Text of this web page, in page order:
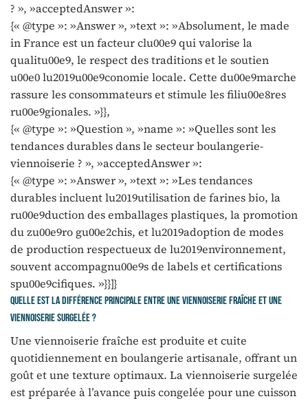
? », »acceptedAnswer »:
{« @type »: »Answer », »text »: »Absolument, le made
in France est un facteur clu00e9 qui valorise la
qualitu00e9, le respect des traditions et le soutien
u00e0 lu2019u00e9conomie locale. Cette du00e9marche
rassure les consommateurs et stimule les filiu00e8res
ru00e9gionales. »}},
{« @type »: »Question », »name »: »Quelles sont les
tendances durables dans le secteur boulangerie-
viennoiserie ? », »acceptedAnswer »:
{« @type »: »Answer », »text »: »Les tendances
durables incluent lu2019utilisation de farines bio, la
ru00e9duction des emballages plastiques, la promotion
du zu00e9ro gu00e2chis, et lu2019adoption de modes
de production respectueux de lu2019environnement,
souvent accompagnu00e9s de labels et certifications
spu00e9cifiques. »}}]}
Quelle est la différence principale entre une viennoiserie fraîche et une
viennoiserie surgelée ?
Une viennoiserie fraîche est produite et cuite
quotidiennement en boulangerie artisanale, offrant un
goût et une texture optimaux. La viennoiserie surgelée
est préparée à l’avance puis congelée pour une cuisson